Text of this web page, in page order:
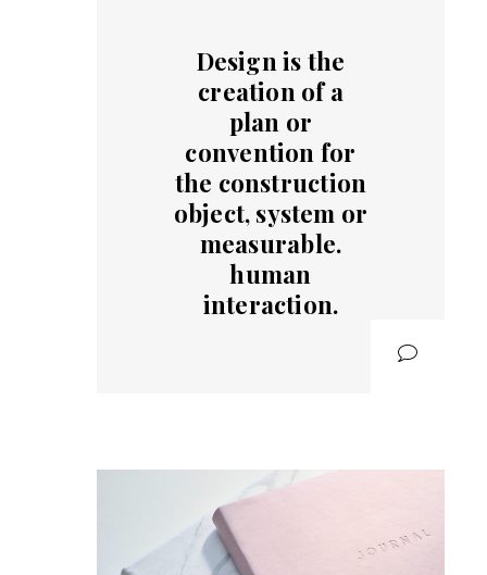
Design is the
creation of a
plan or
convention for
the construction
object, system or
measurable.
human
interaction.